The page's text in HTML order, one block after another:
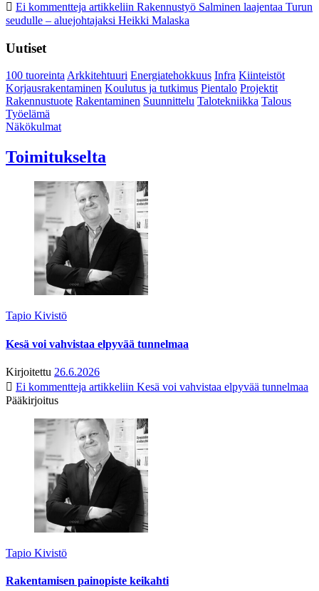
Ei kommentteja artikkeliin Rakennustyö Salminen laajentaa Turun
seudulle – aluejohtajaksi Heikki Malaska
Uutiset
100 tuoreintaArkkitehtuuri Energiatehokkuus Infra Kiinteistöt
Korjausrakentaminen Koulutus ja tutkimus Pientalo Projektit
Rakennustuote Rakentaminen Suunnittelu Talotekniikka Talous
Työelämä
Näkökulmat
Toimitukselta
Tapio Kivistö
Kesä voi vahvistaa elpyvää tunnelmaa
Kirjoitettu 26.6.2026
Ei kommentteja artikkeliin Kesä voi vahvistaa elpyvää tunnelmaa
Pääkirjoitus
Tapio Kivistö
Rakentamisen painopiste keikahti